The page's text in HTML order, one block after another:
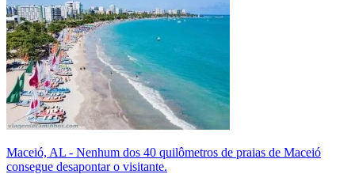
Maceió, AL - Nenhum dos 40 quilômetros de praias de Maceió
consegue desapontar o visitante.